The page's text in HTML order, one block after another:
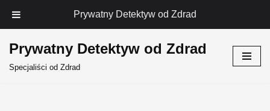
Prywatny Detektyw od Zdrad
Prywatny Detektyw od Zdrad
Specjaliści od Zdrad